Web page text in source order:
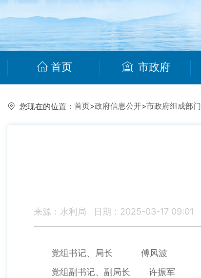
首页 市政府
您现在的位置： 首页>政府信息公开>市政府组成部门
来源：水利局 日期：2025-03-17 09:01
党组书记、局长 傅风波
党组副书记、副局长 许振军